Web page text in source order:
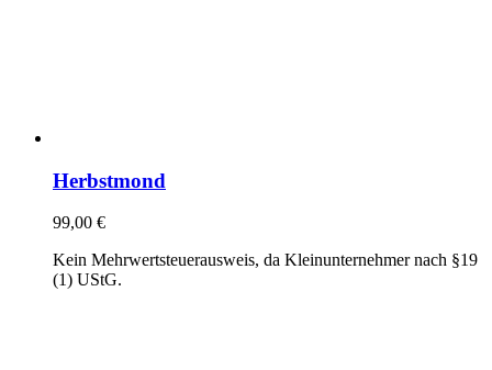
Herbstmond
99,00 €
Kein Mehrwertsteuerausweis, da Kleinunternehmer nach §19
(1) UStG.